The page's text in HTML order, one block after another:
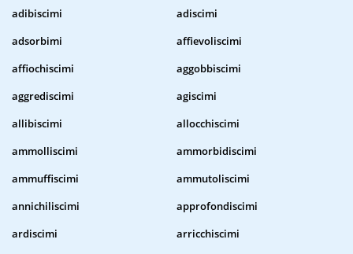
adibiscimi
adiscimi
adsorbimi
affievoliscimi
affiochiscimi
aggobbiscimi
aggrediscimi
agiscimi
allibiscimi
allocchiscimi
ammolliscimi
ammorbidiscimi
ammuffiscimi
ammutoliscimi
annichiliscimi
approfondiscimi
ardiscimi
arricchiscimi